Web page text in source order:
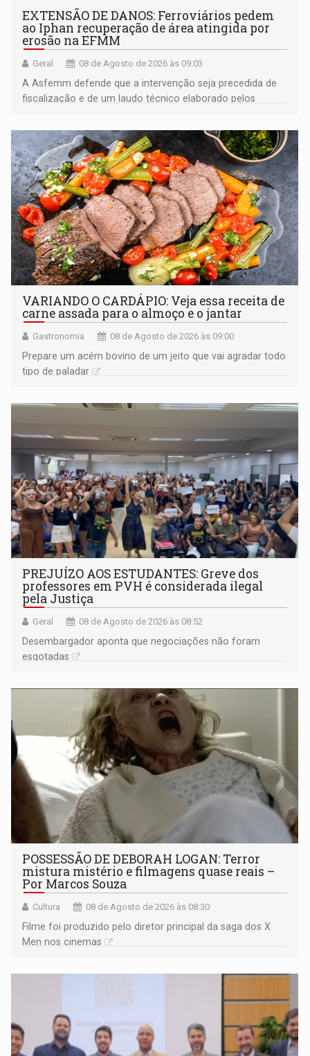
EXTENSÃO DE DANOS: Ferroviários pedem
ao Iphan recuperação de área atingida por
erosão na EFMM
Geral 08 de Agosto de 2026 às 09:03
A Asfemm defende que a intervenção seja precedida de
fiscalização e de um laudo técnico elaborado pelos
VARIANDO O CARDÁPIO: Veja essa receita de
carne assada para o almoço e o jantar
Gastronomia 08 de Agosto de 2026 às 09:00
Prepare um acém bovino de um jeito que vai agradar todo
tipo de paladar
PREJUÍZO AOS ESTUDANTES: Greve dos
professores em PVH é considerada ilegal
pela Justiça
Geral 08 de Agosto de 2026 às 08:52
Desembargador aponta que negociações não foram
esgotadas
POSSESSÃO DE DEBORAH LOGAN: Terror
mistura mistério e filmagens quase reais –
Por Marcos Souza
Cultura 08 de Agosto de 2026 às 08:30
Filme foi produzido pelo diretor principal da saga dos X
Men nos cinemas